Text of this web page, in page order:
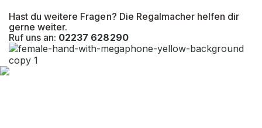
Hast du weitere Fragen? Die Regalmacher helfen dir
gerne weiter.
Ruf uns an: 02237 628290